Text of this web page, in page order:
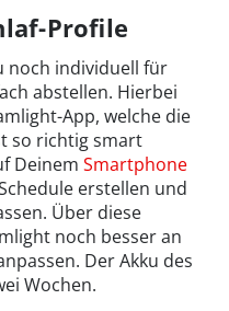
Profile
noch individuell für
abstellen. Hierbei
App, welche die
so richtig smart
Deinem Smartphone
erstellen und
Über diese
noch besser an
Der Akku des
Wochen.